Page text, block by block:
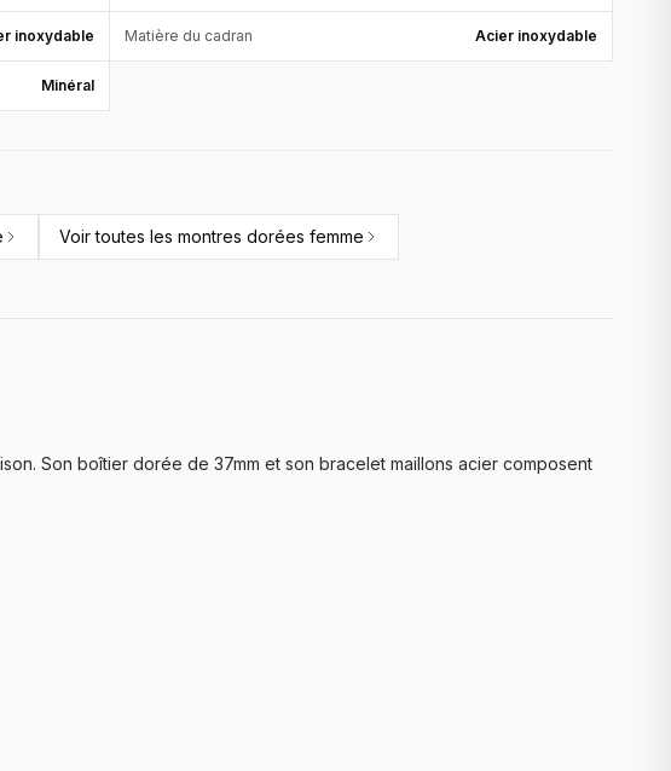
inoxydable Matière du cadran Acier inoxydable
Minéral
Voir toutes les montres dorées femme
Son boîtier dorée de 37mm et son bracelet maillons acier composent